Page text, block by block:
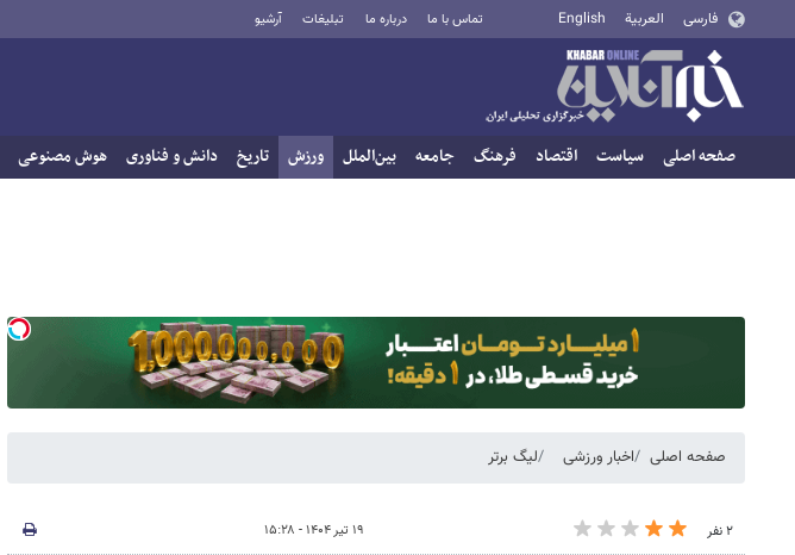
فارسی العربية English تماس با ما درباره ما تبلیغات آرشیو
صفحه اصلی سیاست اقتصاد فرهنگ جامعه بین‌الملل ورزش تاریخ دانش و فناوری هوش مصنوعی
صفحه اصلی اخبار ورزشی لیگ برتر
۲ نفر ۱۹ تیر ۱۴۰۴ - ۱۵:۲۸